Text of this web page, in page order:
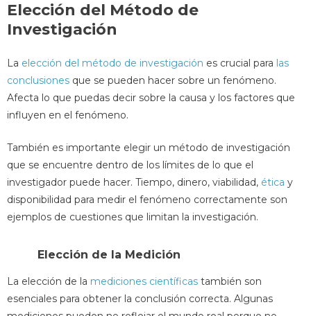
Elección del Método de
Investigación
La elección del método de investigación es crucial para las
conclusiones que se pueden hacer sobre un fenómeno.
Afecta lo que puedas decir sobre la causa y los factores que
influyen en el fenómeno.
También es importante elegir un método de investigación
que se encuentre dentro de los límites de lo que el
investigador puede hacer. Tiempo, dinero, viabilidad, ética y
disponibilidad para medir el fenómeno correctamente son
ejemplos de cuestiones que limitan la investigación.
Elección de la Medición
La elección de la mediciones científicas también son
esenciales para obtener la conclusión correcta. Algunas